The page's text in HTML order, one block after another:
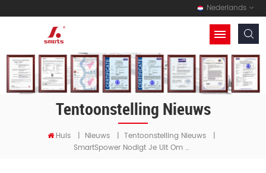
Nederlands
Tentoonstelling Nieuws
Huis | Nieuws | Tentoonstelling Nieuws
|
SmartSpower Nodigt Je Uit Om Je Te Verzamelen Op De Hong Kong Lighting Fair Uit 2025